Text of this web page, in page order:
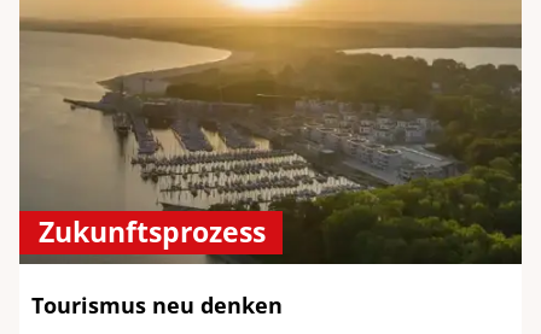
Zukunftsprozess
Tourismus neu denken